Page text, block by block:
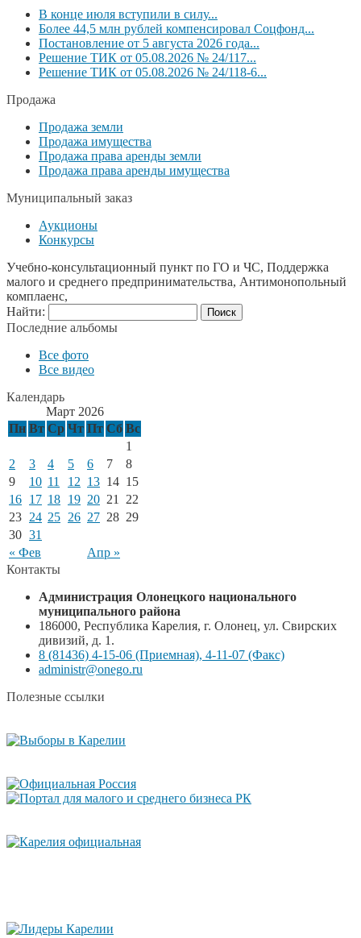
В конце июля вступили в силу...
Более 44,5 млн рублей компенсировал Соцфонд...
Постановление от 5 августа 2026 года...
Решение ТИК от 05.08.2026 № 24/117...
Решение ТИК от 05.08.2026 № 24/118-6...
Продажа
Продажа земли
Продажа имущества
Продажа права аренды земли
Продажа права аренды имущества
Муниципальный заказ
Аукционы
Конкурсы
Учебно-консультационный пункт по ГО и ЧС, Поддержка
малого и среднего предпринимательства, Антимонопольный
комплаенс,
Найти:
Последние альбомы
Все фото
Все видео
Календарь
Март 2026
Пн Вт Ср Чт Пт Сб Вс
« Фев Апр »
1
2
3 4 5 6 7
8
9
10 11 12 13 14 15
16 17 18 19 20 21
22
23 24 25 26 27 28 29
30 31
Контакты
Администрация Олонецкого национального
муниципального района
186000, Республика Карелия, г. Олонец, ул. Свирских
дивизий, д. 1.
8 (81436) 4-15-06 (Приемная), 4-11-07 (Факс)
administr@onego.ru
Полезные ссылки